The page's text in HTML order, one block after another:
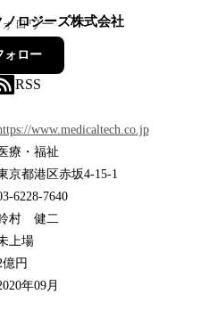
ノロジーズ株式会社
ロワー
ォロー
RSS
www.medicaltech.co.jp
医療・福祉
京都港区赤坂4-15-1
6228-7640
村 健二
上場
億円
年09月